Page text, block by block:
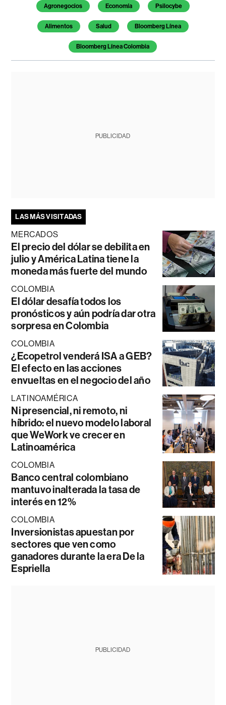
Agronegocios Economía Psilocybe
Alimentos Salud Bloomberg Línea
Bloomberg Línea Colombia
PUBLICIDAD
LAS MÁS VISITADAS
MERCADOS
El precio del dólar se debilita en
julio y América Latina tiene la
moneda más fuerte del mundo
COLOMBIA
El dólar desafía todos los
pronósticos y aún podría dar otra
sorpresa en Colombia
COLOMBIA
¿Ecopetrol venderá ISA a GEB?
El efecto en las acciones
envueltas en el negocio del año
LATINOAMÉRICA
Ni presencial, ni remoto, ni
híbrido: el nuevo modelo laboral
que WeWork ve crecer en
Latinoamérica
COLOMBIA
Banco central colombiano
mantuvo inalterada la tasa de
interés en 12%
COLOMBIA
Inversionistas apuestan por
sectores que ven como
ganadores durante la era De la
Espriella
PUBLICIDAD